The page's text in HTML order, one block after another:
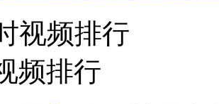
视频排行
频排行